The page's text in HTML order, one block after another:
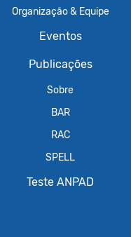
Organização & Equipe
Eventos
Publicações
Sobre
BAR
RAC
SPELL
Teste ANPAD